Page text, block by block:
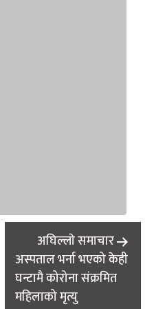
अघिल्लाे समाचार
अस्पताल भर्ना भएको केही
घन्टामै कोरोना संक्रमित
महिलाको मृत्यु